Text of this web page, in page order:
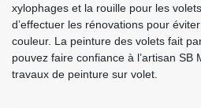
xylophages et la rouille pour les
d’effectuer les rénovations pour
couleur. La peinture des volets fait
pouvez faire confiance à l’artisan SB
travaux de peinture sur volet.